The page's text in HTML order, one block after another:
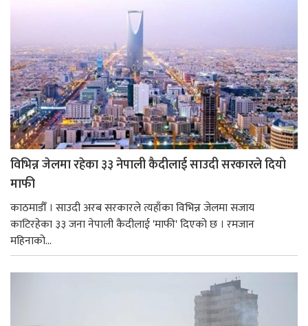
विभिन्न जेलमा रहेका ३३ नेपाली कैदीलाई साउदी सरकारले दियो
माफी
काठमाडौँ । साउदी अरब सरकारले त्यहाँका विभिन्न जेलमा सजाय
काटिरहेका ३३ जना नेपाली कैदीलाई 'माफी' दिएको छ । रमजान
महिनाको...